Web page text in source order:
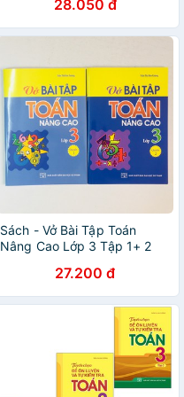
Kiểm Tra Toán Lớp 5 Tập 2
28.050 đ
Sách - Vở Bài Tập Toán
Nâng Cao Lớp 3 Tập 1+ 2
27.200 đ